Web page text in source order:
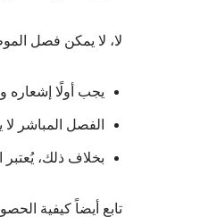
لا، لا يمكن فصل
يجب أولًا إشعاره
الفصل المباشر لا يكون إلا عند
بخلاف ذلك،
تابع أيضاً كيفية